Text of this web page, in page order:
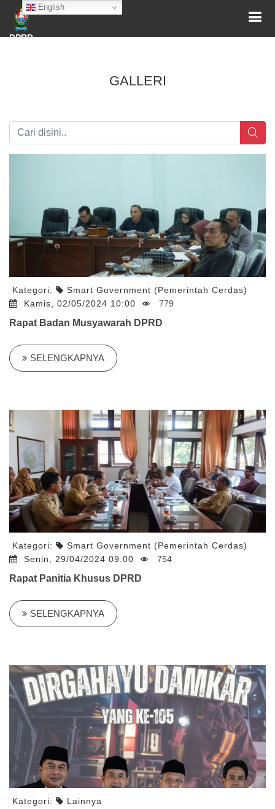
English
DPRD
GALLERI
Kategori:
Smart Government (Pemerintah Cerdas)
Kamis, 02/05/2024 10:00
779
Rapat Badan Musyawarah DPRD
SELENGKAPNYA
Kategori:
Smart Government (Pemerintah Cerdas)
Senin, 29/04/2024 09:00
754
Rapat Panitia Khusus DPRD
SELENGKAPNYA
Kategori:
Lainnya